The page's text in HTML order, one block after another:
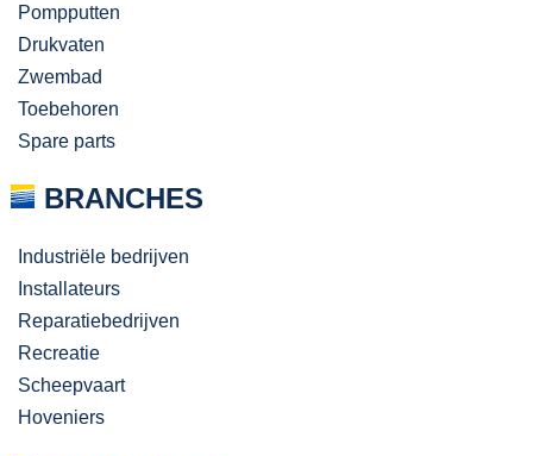
Pompputten
Drukvaten
Zwembad
Toebehoren
Spare parts
BRANCHES
Industriële bedrijven
Installateurs
Reparatiebedrijven
Recreatie
Scheepvaart
Hoveniers